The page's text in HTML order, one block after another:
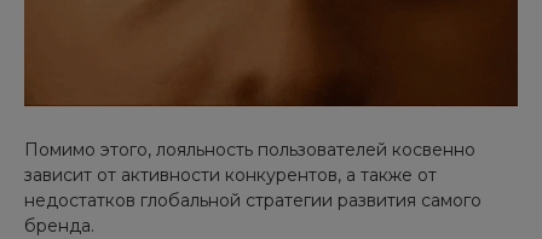
Помимо этого, лояльность пользователей косвенно
зависит от активности конкурентов, а также от
недостатков глобальной стратегии развития самого
бренда.